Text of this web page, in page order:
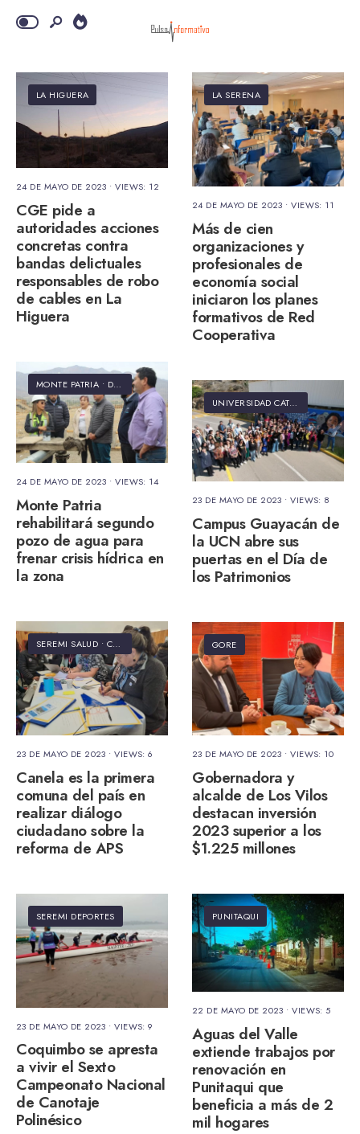
LA HIGUERA
24 DE MAYO DE 2023 •VIEWS: 12
CGE pide a
autoridades acciones
concretas contra
bandas delictuales
responsables de robo
de cables en La
Higuera
LA SERENA
24 DE MAYO DE 2023 •VIEWS: 11
Más de cien
organizaciones y
profesionales de
economía social
iniciaron los planes
formativos de Red
Cooperativa
MONTE PATRIA • DELEGACIÓN PRESIDENCIAL PROVINCIAL LIMARÍ
24 DE MAYO DE 2023 •VIEWS: 14
Monte Patria
rehabilitará segundo
pozo de agua para
frenar crisis hídrica en
la zona
UNIVERSIDAD CATÓLICA DEL NORTE
23 DE MAYO DE 2023 •VIEWS: 8
Campus Guayacán de
la UCN abre sus
puertas en el Día de
los Patrimonios
SEREMI SALUD • CANELA
23 DE MAYO DE 2023 •VIEWS: 6
Canela es la primera
comuna del país en
realizar diálogo
ciudadano sobre la
reforma de APS
GORE
23 DE MAYO DE 2023 •VIEWS: 10
Gobernadora y
alcalde de Los Vilos
destacan inversión
2023 superior a los
$1.225 millones
SEREMI DEPORTES
23 DE MAYO DE 2023 •VIEWS: 9
Coquimbo se apresta
a vivir el Sexto
Campeonato Nacional
de Canotaje
Polinésico
PUNITAQUI
22 DE MAYO DE 2023 •VIEWS: 5
Aguas del Valle
extiende trabajos por
renovación en
Punitaqui que
beneficia a más de 2
mil hogares